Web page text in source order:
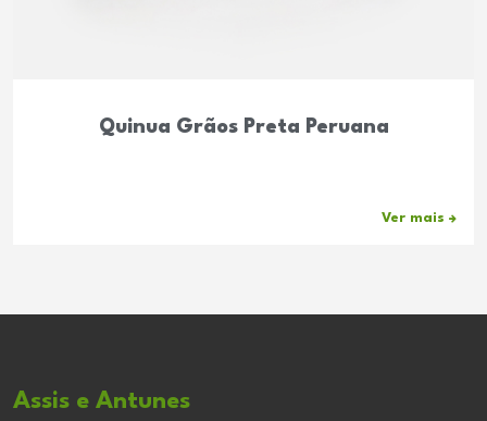
Quinua Grãos Preta Peruana
Ver mais
Assis e Antunes